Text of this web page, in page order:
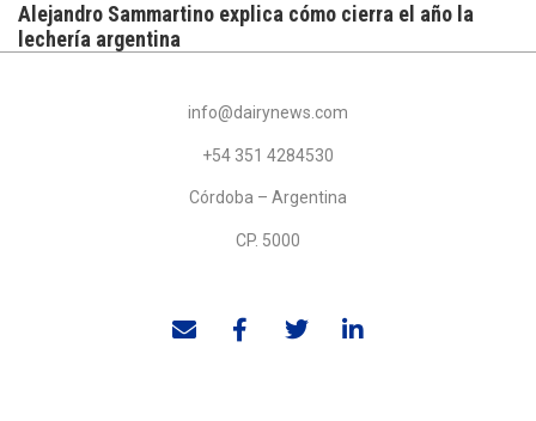
Alejandro Sammartino explica cómo cierra el año la
lechería argentina
info@dairynews.com
+54 351 4284530
Córdoba – Argentina
CP. 5000